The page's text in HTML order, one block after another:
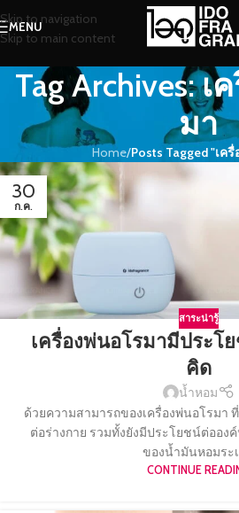
Skip to navigation
Skip to main content
MENU
Tag Archives:
มา
Home/Posts Tagged "เค
30
ก.ค.
สาระน่ารู้
เครื่องพ่นอโรมามีประโ
คิด
น้ำหอม
ด้วยความสามารถของเครื่องพ่นอโรมา
ต่อร่างกาย รวมทั้งยังมีประโยชน์ต่ออง
ของน้ำมันหอมระเ
CONTINUE